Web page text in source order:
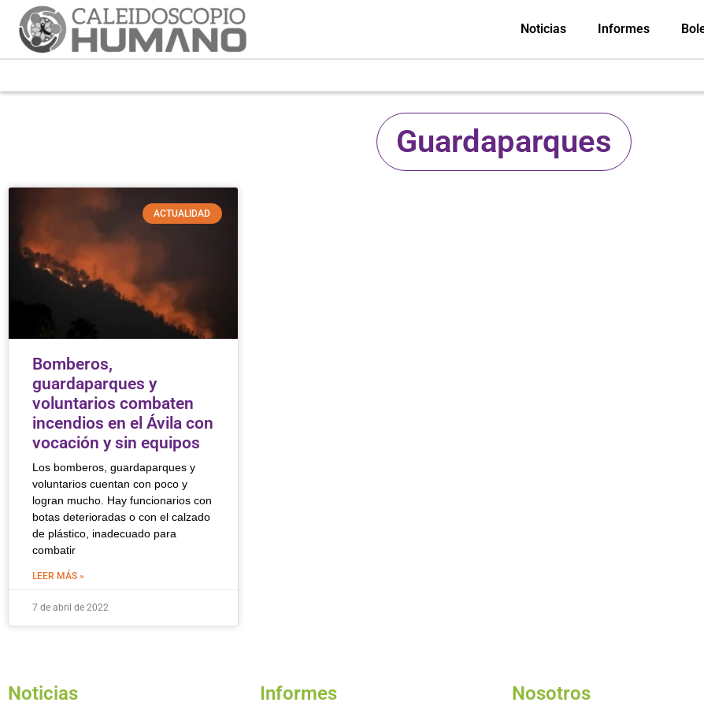
Noticias Informes
Guardaparques
ACTUALIDAD
Bomberos,
guardaparques y
voluntarios combaten
incendios en el Ávila con
vocación y sin equipos
Los bomberos, guardaparques y
voluntarios cuentan con poco y
logran mucho. Hay funcionarios con
botas deterioradas o con el calzado
de plástico, inadecuado para
combatir
LEER MÁS »
7 de abril de 2022
Noticias Informes Nosotros